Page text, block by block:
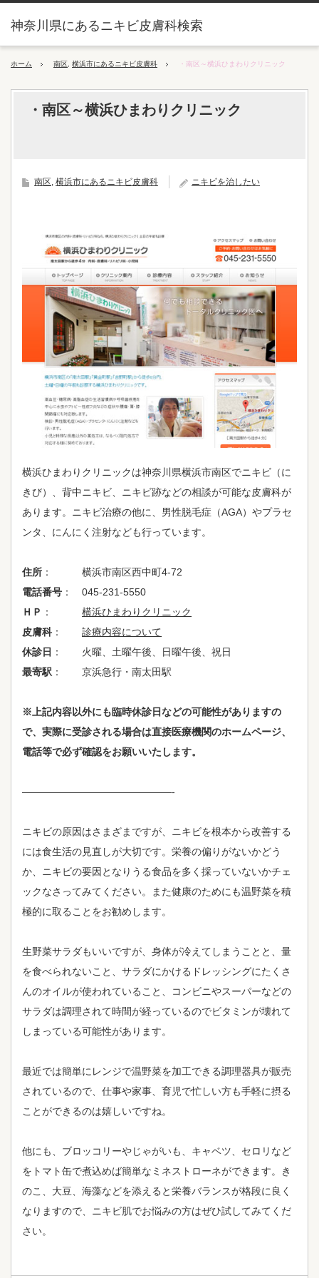
神奈川県にあるニキビ皮膚科検索
ホーム 南区 横浜市にあるニキビ皮膚科 ・南区～横浜ひまわりクリニック
・南区～横浜ひまわりクリニック
南区, 横浜市にあるニキビ皮膚科 ニキビを治したい
横浜ひまわりクリニックは神奈川県横浜市南区でニキビ（に
きび）、背中ニキビ、ニキビ跡などの相談が可能な皮膚科が
あります。ニキビ治療の他に、男性脱毛症（AGA）やプラセ
ンタ、にんにく注射なども行っています。
住所 ： 横浜市南区西中町4-72
電話番号 ： 045-231-5550
ＨＰ ： 横浜ひまわりクリニック
皮膚科 ： 診療内容について
休診日 ： 火曜、土曜午後、日曜午後、祝日
最寄駅 ： 京浜急行・南太田駅
※上記内容以外にも臨時休診日などの可能性がありますの
で、実際に受診される場合は直接医療機関のホームページ、
電話等で必ず確認をお願いいたします。
———————————————-
ニキビの原因はさまざまですが、ニキビを根本から改善する
には食生活の見直しが大切です。栄養の偏りがないかどう
か、ニキビの要因となりうる食品を多く採っていないかチェ
ックなさってみてください。また健康のためにも温野菜を積
極的に取ることをお勧めします。
生野菜サラダもいいですが、身体が冷えてしまうことと、量
を食べられないこと、サラダにかけるドレッシングにたくさ
んのオイルが使われていること、コンビニやスーパーなどの
サラダは調理されて時間が経っているのでビタミンが壊れて
しまっている可能性があります。
最近では簡単にレンジで温野菜を加工できる調理器具が販売
されているので、仕事や家事、育児で忙しい方も手軽に摂る
ことができるのは嬉しいですね。
他にも、ブロッコリーやじゃがいも、キャベツ、セロリなど
をトマト缶で煮込めば簡単なミネストローネができます。き
のこ、大豆、海藻などを添えると栄養バランスが格段に良く
なりますので、ニキビ肌でお悩みの方はぜひ試してみてくだ
さい。